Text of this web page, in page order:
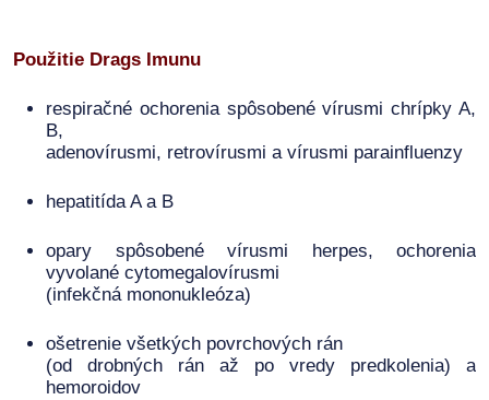
Použitie Drags Imunu
respiračné ochorenia spôsobené vírusmi chrípky A,
B,
adenovírusmi, retrovírusmi a vírusmi parainfluenzy
hepatitída A a B
opary spôsobené vírusmi herpes, ochorenia
vyvolané cytomegalovírusmi
(infekčná mononukleóza)
ošetrenie všetkých povrchových rán
(od drobných rán až po vredy predkolenia) a
hemoroidov